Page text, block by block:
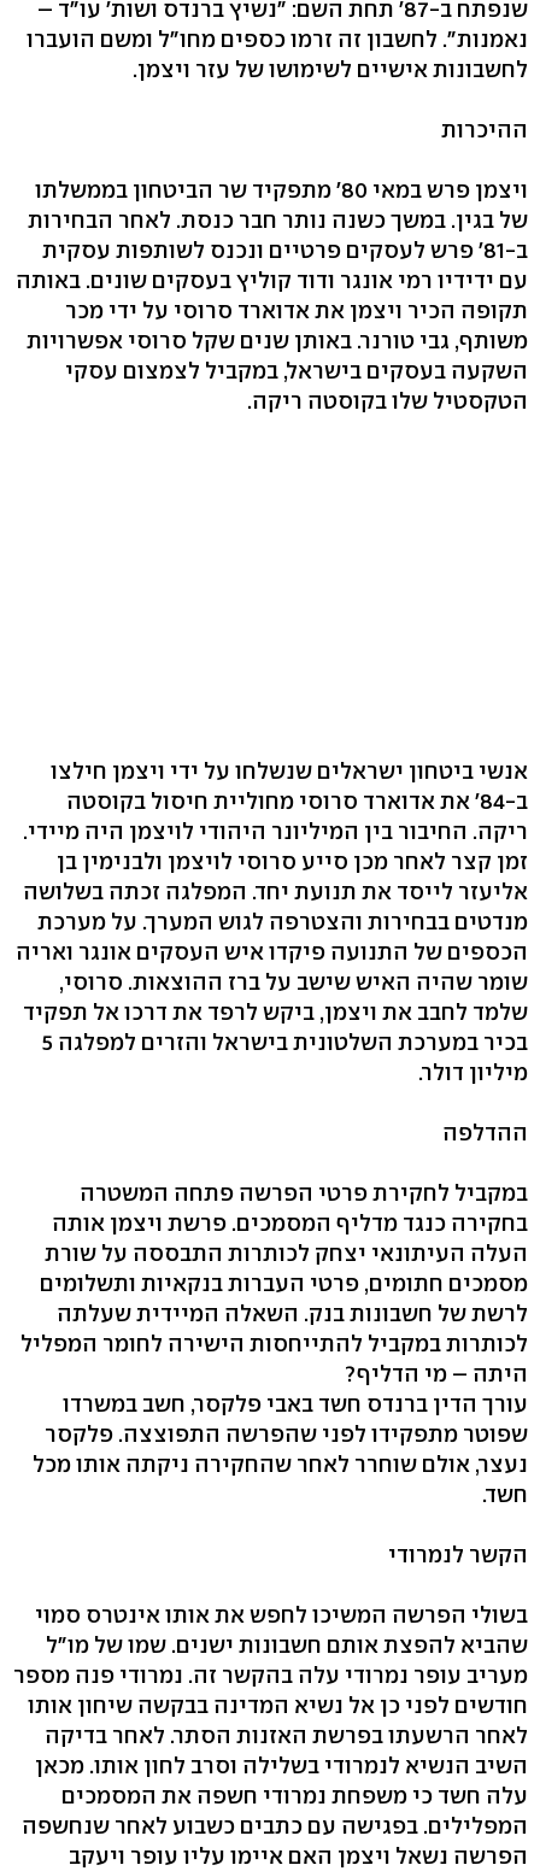
שנפתח ב-87' תחת השם: "נשיץ ברנדס ושות' עו"ד –
נאמנות". לחשבון זה זרמו כספים מחו"ל ומשם הועברו
לחשבונות אישיים לשימושו של עזר ויצמן.
ההיכרות
ויצמן פרש במאי 80' מתפקיד שר הביטחון בממשלתו
של בגין. במשך כשנה נותר חבר כנסת. לאחר הבחירות
ב-81' פרש לעסקים פרטיים ונכנס לשותפות עסקית
עם ידידיו רמי אונגר ודוד קוליץ בעסקים שונים. באותה
תקופה הכיר ויצמן את אדוארד סרוסי על ידי מכר
משותף, גבי טורנר. באותן שנים שקל סרוסי אפשרויות
השקעה בעסקים בישראל, במקביל לצמצום עסקי
הטקסטיל שלו בקוסטה ריקה.
אנשי ביטחון ישראלים שנשלחו על ידי ויצמן חילצו
ב-84' את אדוארד סרוסי מחוליית חיסול בקוסטה
ריקה. החיבור בין המיליונר היהודי לויצמן היה מיידי.
זמן קצר לאחר מכן סייע סרוסי לויצמן ולבנימין בן
אליעזר לייסד את תנועת יחד. המפלגה זכתה בשלושה
מנדטים בבחירות והצטרפה לגוש המערך. על מערכת
הכספים של התנועה פיקדו איש העסקים אונגר ואריה
שומר שהיה האיש שישב על ברז ההוצאות. סרוסי,
שלמד לחבב את ויצמן, ביקש לרפד את דרכו אל תפקיד
בכיר במערכת השלטונית בישראל והזרים למפלגה 5
מיליון דולר.
ההדלפה
במקביל לחקירת פרטי הפרשה פתחה המשטרה
בחקירה כנגד מדליף המסמכים. פרשת ויצמן אותה
העלה העיתונאי יצחק לכותרות התבססה על שורת
מסמכים חתומים, פרטי העברות בנקאיות ותשלומים
לרשת של חשבונות בנק. השאלה המיידית שעלתה
לכותרות במקביל להתייחסות הישירה לחומר המפליל
היתה – מי הדליף?
עורך הדין ברנדס חשד באבי פלקסר, חשב במשרדו
שפוטר מתפקידו לפני שהפרשה התפוצצה. פלקסר
נעצר, אולם שוחרר לאחר שהחקירה ניקתה אותו מכל
חשד.
הקשר לנמרודי
בשולי הפרשה המשיכו לחפש את אותו אינטרס סמוי
שהביא להפצת אותם חשבונות ישנים. שמו של מו"ל
מעריב עופר נמרודי עלה בהקשר זה. נמרודי פנה מספר
חודשים לפני כן אל נשיא המדינה בבקשה שיחון אותו
לאחר הרשעתו בפרשת האזנות הסתר. לאחר בדיקה
השיב הנשיא לנמרודי בשלילה וסרב לחון אותו. מכאן
עלה חשד כי משפחת נמרודי חשפה את המסמכים
המפלילים. בפגישה עם כתבים כשבוע לאחר שנחשפה
הפרשה נשאל ויצמן האם איימו עליו עופר ויעקב